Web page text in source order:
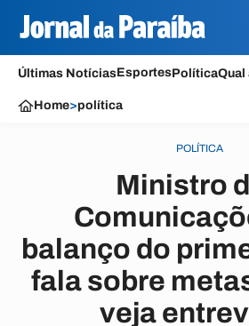
Últimas NotíciasEsportesPolíticaQual
Home>política
POLÍTICA
Ministro
balanço do
fala sobre
veja